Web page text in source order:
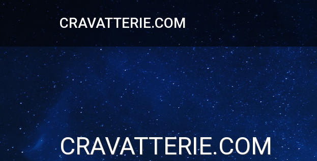
CRAVATTERIE.COM
CRAVATTERIE.COM